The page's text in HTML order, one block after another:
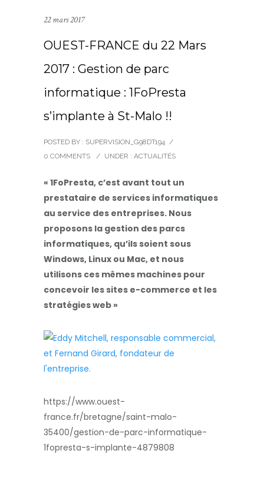
22 mars 2017
OUEST-FRANCE du 22 Mars
2017 : Gestion de parc
informatique : 1FoPresta
s’implante à St-Malo !!
POSTED BY : SUPERVISION_G98DT194 /
0 COMMENTS
/ UNDER : ACTUALITÉS
« 1FoPresta, c’est avant tout un
prestataire de services informatiques
au service des entreprises. Nous
proposons la gestion des parcs
informatiques, qu’ils soient sous
Windows, Linux ou Mac, et nous
utilisons ces mêmes machines pour
concevoir les sites e-commerce et les
stratégies web »
https://www.ouest-
france.fr/bretagne/saint-malo-
35400/gestion-de-parc-informatique-
1fopresta-s-implante-4879808